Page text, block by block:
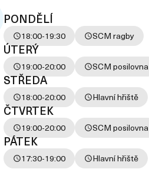
PONDĚLÍ
18:00-19:30 SCM ragby
ÚTERÝ
19:00-20:00 SCM posilovna
STŘEDA
18:00-20:00 Hlavní hřiště
ČTVRTEK
19:00-20:00 SCM posilovna
PÁTEK
17:30-19:00 Hlavní hřiště